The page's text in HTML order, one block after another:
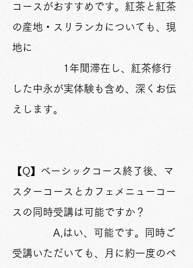
コースがおすすめです。紅茶と紅茶
の産地・スリランカについても、現
地に
1年間滞在し、紅茶修行
した中永が実体験も含め、深く お伝
えします。
【Q】ベーシックコース終了後、マ
スターコースとカフェメニューコー
スの同時受講は可能ですか？
A,はい、可能です。同時ご
受講いただいても、月に約一度のペ